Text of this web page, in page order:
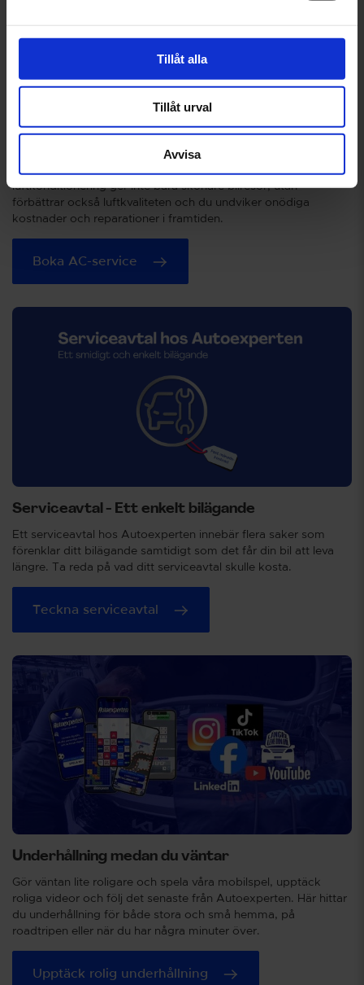
Tillåt alla
Tillåt urval
Avvisa
Dags att ge bilens AC lite kärlek. En välservad
luftkonditionering ger inte bara skönare bilresor, utan
förbättrar också luftkvaliteten och du undviker onödiga
kostnader och reparationer i framtiden.
Boka AC-service
Serviceavtal - Ett enkelt bilägande
Ett serviceavtal hos Autoexperten innebär flera saker som
förenklar ditt bilägande samtidigt som det får din bil att leva
längre. Ta reda på vad ditt serviceavtal skulle kosta.
Teckna serviceavtal
Underhållning medan du väntar
Gör väntan lite roligare och spela våra mobilspel, upptäck
roliga videor och följ det senaste från Autoexperten. Här hittar
du underhållning för både stora och små hemma, på
roadtripen eller när du har några minuter över.
Upptäck rolig underhållning